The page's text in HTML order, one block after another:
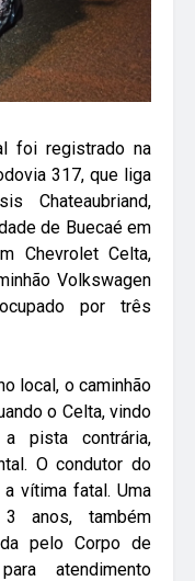
foi registrado na
317, que liga
Chateaubriand,
de Buecaé em
Chevrolet Celta,
Volkswagen
por três
local, o caminhão
o Celta, vindo
pista contrária,
O condutor do
vítima fatal. Uma
3 anos, também
pelo Corpo de
atendimento